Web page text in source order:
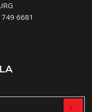
6681